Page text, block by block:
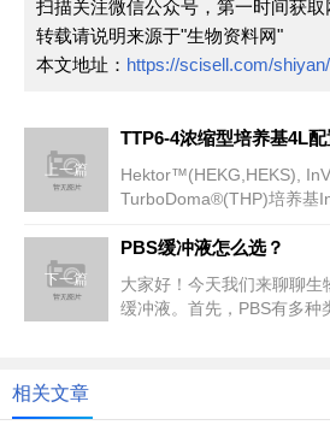
扫描关注微信公众号，第一时间获
转载请说明来源于"生物资料网"
本文地址： https://scisell.com/
上一篇
TTP6-4浓缩型培养基4L
Hektor™(HEKG,HEKS),
TurboDoma®(THP)培养基
下一篇
PBS缓冲液怎么选？
大家好！今天我们来聊聊生
缓冲液。首先，PBS有多种
相关文章